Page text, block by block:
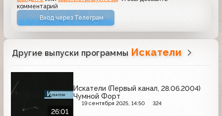
комментарий
Вход через Телеграм
Другие выпуски программы Искатели
26:01
Искатели (Первый канал, 28.06.2004)
Чумной Форт
19 сентября 2025, 14:50 324